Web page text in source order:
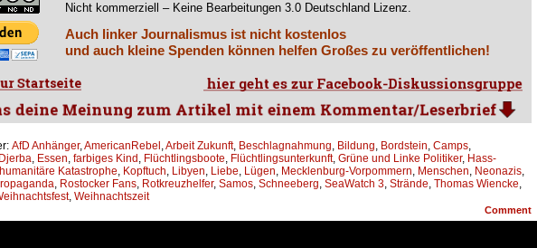
Nicht kommerziell – Keine Bearbeitungen 3.0 Deutschland Lizenz.
Auch linker Journalismus ist nicht kostenlos
und auch kleine Spenden können helfen Großes zu veröffentlichen!
AfD Anhänger,AmericanRebel ,Arbeit Zukunft, Beschlagnahmung, Bildung, Bordstein, Camps,
Djerba, Essen, farbiges Kind , Flüchtlingsboote, Flüchtlingsunterkunft, Grüne und Linke Politiker, Hass-
humanitäre Katastrophe, Kopftuch, Libyen, Liebe, Lügen, Mecklenburg-Vorpommern, Menschen, Neonazis,
, Rostocker Fans, Rotkreuzhelfer, Samos, Schneeberg, SeaWatch 3, Strände, Thomas Wiencke,
, Weihnachtszeit
Comment